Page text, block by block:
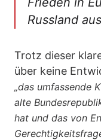
Russland
Trotz dieser
über keine
„das umfassende
alte
hat und das von